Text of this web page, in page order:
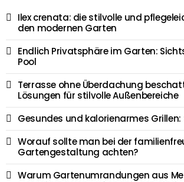
Ilex crenata: die stilvolle und
den modernen Garten
Endlich Privatsphäre im Garten:
Pool
Terrasse ohne Überdachung
Lösungen für stilvolle Außenbereiche
Gesundes und kalorienarmes Grillen:
Worauf sollte man bei der
Gartengestaltung achten?
Warum Gartenumrandungen aus